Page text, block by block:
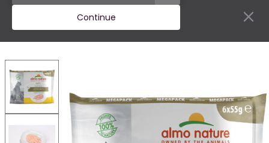
Continue